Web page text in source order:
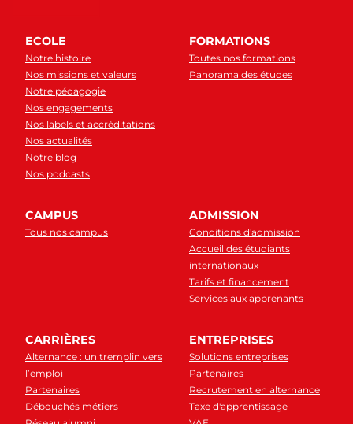
ECOLE
Notre histoire
Nos missions et valeurs
Notre pédagogie
Nos engagements
Nos labels et accréditations
Nos actualités
Notre blog
Nos podcasts
FORMATIONS
Toutes nos formations
Panorama des études
CAMPUS
Tous nos campus
ADMISSION
Conditions d'admission
Accueil des étudiants
internationaux
Tarifs et financement
Services aux apprenants
CARRIÈRES
Alternance : un tremplin vers
l’emploi
Partenaires
Débouchés métiers
ENTREPRISES
Solutions entreprises
Partenaires
Recrutement en alternance
Taxe d'apprentissage